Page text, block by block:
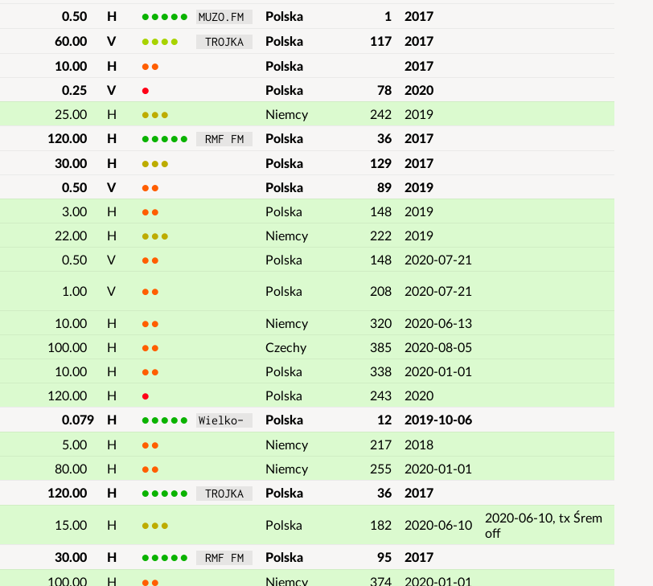
0.50 H 5 MUZO.FM Polska 1
2017
60.00 V 4 TROJKA Polska 117
2017
10.00 H 2 Polska
2017
0.25 V 1 Polska 78
2020
25.00 H 3 Niemcy 242
2019
120.00 H 5 RMF FM Polska 36
2017
30.00 H 3 Polska 129
2017
0.50 V 2 Polska 89
2019
3.00 H 2 Polska 148
2019
22.00 H 3 Niemcy 222
2019
0.50 V 2 Polska 148 2020-07-21
1.00 V 2 Polska 208 2020-07-21
10.00 H 2 Niemcy 320
2020-06-13
100.00 H 2 Czechy 385
2020-08-05
10.00 H 2 Polska 338
2020-01-01
120.00 H 1 Polska 243
2020
0.079 H 5 Wielko- Polska 12
2019-10-06
5.00 H 2 Niemcy 217
2018
80.00 H 2 Niemcy 255
2020-01-01
120.00 H 5 TROJKA Polska 36 2017
15.00 H 3 Polska 182 2020-06-10
2020-06-10, tx Śrem
off
30.00 H 5 RMF FM Polska 95
2017
100.00 H 2 Niemcy 374
2020-01-01